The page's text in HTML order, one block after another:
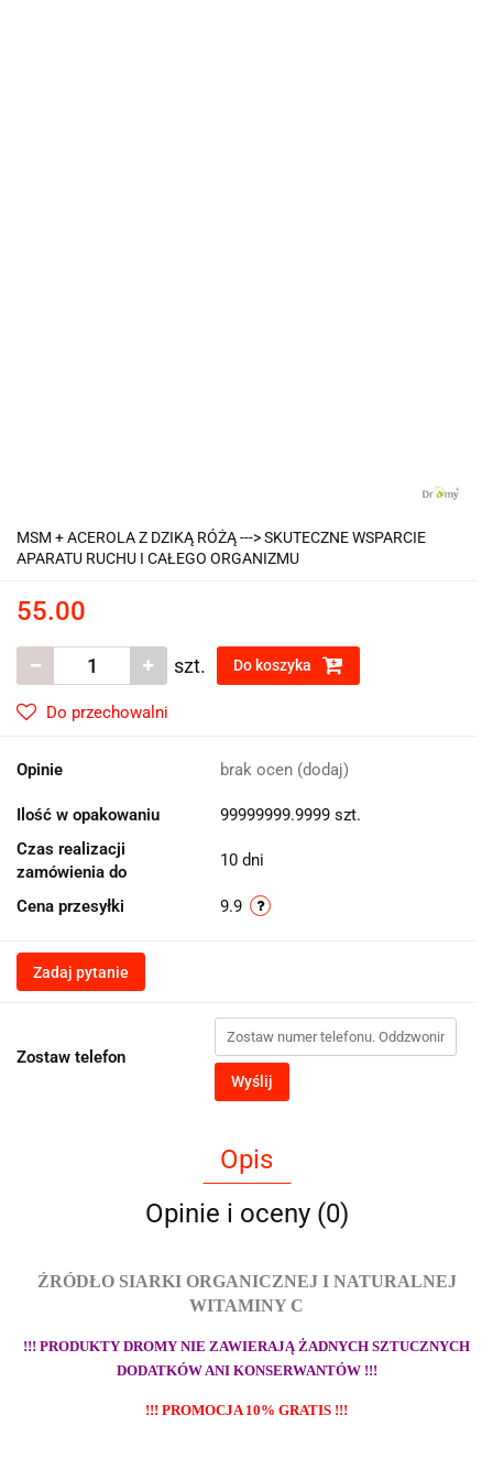
MSM + ACEROLA Z DZIKĄ RÓŻĄ ---> SKUTECZNE WSPARCIE
APARATU RUCHU I CAŁEGO ORGANIZMU
55.00
szt. Do koszyka
Do przechowalni
Opinie brak ocen (dodaj)
Ilość w opakowaniu
99999999.9999 szt.
Czas realizacji
zamówienia do
10 dni
Cena przesyłki 9.9
Zadaj pytanie
Zostaw telefon
Wyślij
Opis
Opinie i oceny (0)
ŹRÓDŁO SIARKI ORGANICZNEJ I NATURALNEJ
WITAMINY C
!!! PRODUKTY DROMY NIE ZAWIERAJĄ ŻADNYCH SZTUCZNYCH
DODATKÓW ANI KONSERWANTÓW !!!
!!! PROMOCJA 10% GRATIS !!!